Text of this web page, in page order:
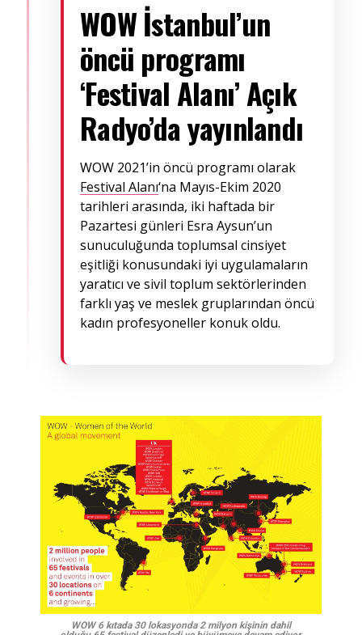
WOW İstanbul’un
öncü programı
‘Festival Alanı’Açık
Radyo’da yayınlandı
WOW 2021’in öncü programı olarak
Festival Alanı‘na Mayıs-Ekim 2020
tarihleri arasında, iki haftada bir
Pazartesi günleri Esra Aysun’un
sunuculuğunda toplumsal cinsiyet
eşitliği konusundaki iyi uygulamaların
yaratıcı ve sivil toplum sektörlerinden
farklı yaş ve meslek gruplarından öncü
kadın profesyoneller konuk oldu.
WOW 6 kıtada 30 lokasyonda 2 milyon kişinin dahil